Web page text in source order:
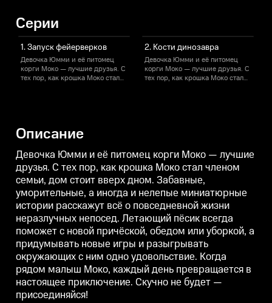
Серии
1. Запуск фейерверков
Девочка Юмми и её питомец
корги Моко — лучшие друзья. С
тех пор, как крошка Моко стал
жизни неразлучных непосед.
Летающий пёсик всегда
поможет с новой причёской,
обедом или уборкой, а
придумывать новые игры и
разыгрывать окружающих с
ним одно удовольствие. Когда
рядом малыш Моко, каждый
день превращается в настоящее
приключение. Скучно не будет
— присоединяйся!
2. Кости динозавра
Девочка Юмми и её питомец
корги Моко — лучшие друзья. С
тех пор, как крошка Моко стал
поможет с новой причёской,
обедом или уборкой, а
придумывать новые игры и
разыгрывать окружающих с
ним одно удовольствие. Когда
рядом малыш Моко, каждый
день превращается в настоящее
приключение. Скучно не будет
— присоединяйся!
Описание
Девочка Юмми и её питомец корги Моко — лучшие
друзья. С тех пор, как крошка Моко стал членом
семьи, дом стоит вверх дном. Забавные,
уморительные, а иногда и нелепые миниатюрные
истории расскажут всё о повседневной жизни
неразлучных непосед. Летающий пёсик всегда
поможет с новой причёской, обедом или уборкой, а
придумывать новые игры и разыгрывать
окружающих с ним одно удовольствие. Когда
рядом малыш Моко, каждый день превращается в
настоящее приключение. Скучно не будет —
присоединяйся!